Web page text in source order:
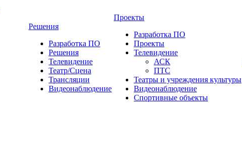
Решения
Разработка ПО
Решения
Телевидение
Театр/Сцена
Трансляции
Видеонаблюдение
Проекты
Разработка ПО
Проекты
Телевидение
АСК
ПТС
Театры и учреждения культуры
Видеонаблюдение
Спортивные объекты